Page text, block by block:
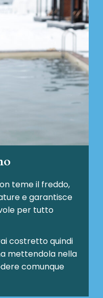
teme il freddo,
e garantisce
per tutto
costretto quindi
mettendola nella
comunque